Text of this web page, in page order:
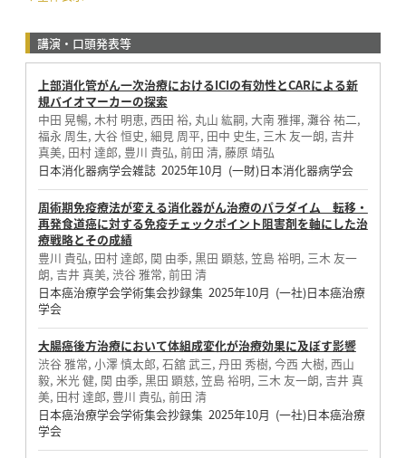
講演・口頭発表等
上部消化管がん一次治療におけるICIの有効性とCARによる新
規バイオマーカーの探索
中田 晃暢, 木村 明恵, 西田 裕, 丸山 紘嗣, 大南 雅揮, 灘谷 祐二,
福永 周生, 大谷 恒史, 細見 周平, 田中 史生, 三木 友一朗, 吉井
真美, 田村 達郎, 豊川 貴弘, 前田 清, 藤原 靖弘
日本消化器病学会雑誌 2025年10月 (一財)日本消化器病学会
周術期免疫療法が変える消化器がん治療のパラダイム 転移・
再発食道癌に対する免疫チェックポイント阻害剤を軸にした治
療戦略とその成績
豊川 貴弘, 田村 達郎, 関 由季, 黒田 顕慈, 笠島 裕明, 三木 友一
朗, 吉井 真美, 渋谷 雅常, 前田 清
日本癌治療学会学術集会抄録集 2025年10月 (一社)日本癌治療
学会
大腸癌後方治療において体組成変化が治療効果に及ぼす影響
渋谷 雅常, 小澤 慎太郎, 石舘 武三, 丹田 秀樹, 今西 大樹, 西山
毅, 米光 健, 関 由季, 黒田 顕慈, 笠島 裕明, 三木 友一朗, 吉井 真
美, 田村 達郎, 豊川 貴弘, 前田 清
日本癌治療学会学術集会抄録集 2025年10月 (一社)日本癌治療
学会